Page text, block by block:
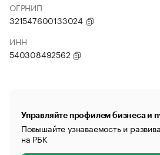
ОГРНИП
321547600133024
ИНН
540308492562
Управляйте профилем бизнеса и
Повышайте узнаваемость и
на РБК